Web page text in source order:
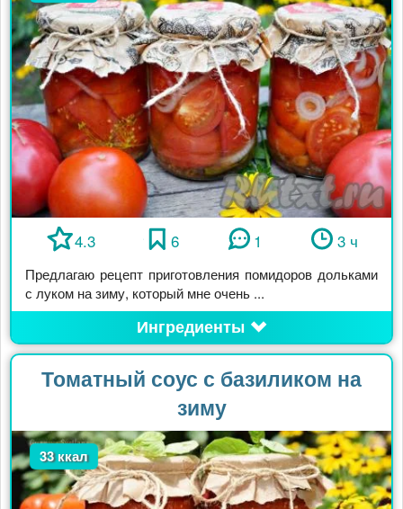
4.3 6 1 3 ч
Предлагаю рецепт приготовления помидоров дольками
с луком на зиму, который мне очень ...
Ингредиенты
Томатный соус с базиликом на
зиму
33 ккал